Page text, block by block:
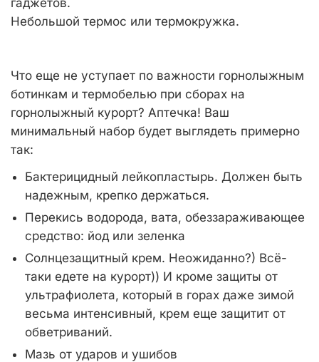
гаджетов.
Небольшой термос или термокружка.
Что еще не уступает по важности горнолыжным
ботинкам и термобелью при сборах на
горнолыжный курорт? Аптечка! Ваш
минимальный набор будет выглядеть примерно
так:
Бактерицидный лейкопластырь. Должен быть
надежным, крепко держаться.
Перекись водорода, вата, обеззараживающее
средство: йод или зеленка
Солнцезащитный крем. Неожиданно?) Всё-
таки едете на курорт)) И кроме защиты от
ультрафиолета, который в горах даже зимой
весьма интенсивный, крем еще защитит от
обветриваний.
Мазь от ударов и ушибов